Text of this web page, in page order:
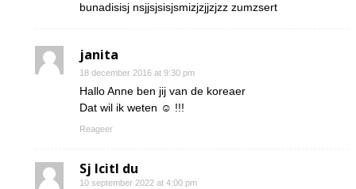
bunadisisj nsjjsjsisjsmizjzjjzjzz zumzsert
janita
18 december 2016 at 9:30 pm
Hallo Anne ben jij van de koreaer
Dat wil ik weten ☺ !!!
Reageer
Sj Icitl du
10 september 2022 at 4:00 pm